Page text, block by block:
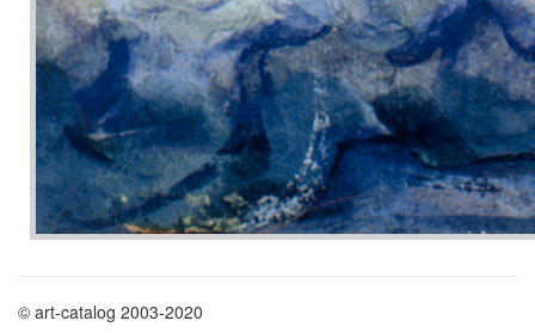
© art-catalog 2003-2020